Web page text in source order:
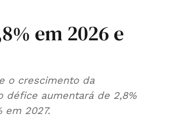
em 2026 e
o crescimento da
défice aumentará de 2,8%
em 2027.